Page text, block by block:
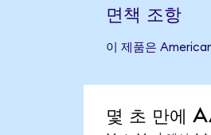
면책 조항
이 제품은
몇 초 만에